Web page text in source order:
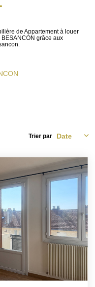
de Appartement à louer
grâce aux
Trier par